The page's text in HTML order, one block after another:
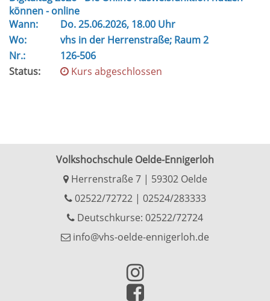
können - online
Wann:
Do.25.06.2026, 18.00 Uhr
Wo:
vhs in der Herrenstraße; Raum 2
Nr.:
126-506
Status:
Kurs abgeschlossen
Volkshochschule Oelde-Ennigerloh
Herrenstraße 7 | 59302 Oelde
02522/72722| 02524/283333
Deutschkurse: 02522/72724
info@vhs-oelde-ennigerloh.de